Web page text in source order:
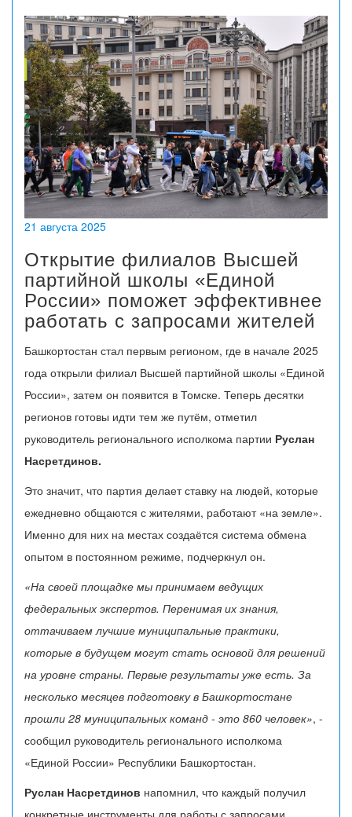
21 августа 2025
Открытие филиалов Высшей
партийной школы «Единой
России» поможет эффективнее
работать с запросами жителей
Башкортостан стал первым регионом, где в начале 2025
года открыли филиал Высшей партийной школы «Единой
России», затем он появится в Томске. Теперь десятки
регионов готовы идти тем же путём, отметил
руководитель регионального исполкома партии Руслан
Насретдинов.
Это значит, что партия делает ставку на людей, которые
ежедневно общаются с жителями, работают «на земле».
Именно для них на местах создаётся система обмена
опытом в постоянном режиме, подчеркнул он.
«На своей площадке мы принимаем ведущих
федеральных экспертов. Перенимая их знания,
оттачиваем лучшие муниципальные практики,
которые в будущем могут стать основой для решений
на уровне страны. Первые результаты уже есть. За
несколько месяцев подготовку в Башкортостане
прошли 28 муниципальных команд - это 860 человек», -
сообщил руководитель регионального исполкома
«Единой России» Республики Башкортостан.
Руслан Насретдинов напомнил, что каждый получил
конкретные инструменты для работы с запросами